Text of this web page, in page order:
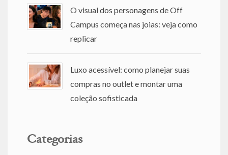
O visual dos personagens de Off
Campus começa nas joias: veja como
replicar
Luxo acessível: como planejar suas
compras no outlet e montar uma
coleção sofisticada
Categorias